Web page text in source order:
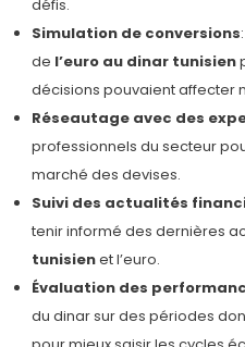
défis.
Simulation de conversions
de l’euro au dinar tunisien
décisions pouvaient affecter
Réseautage avec des
professionnels du secteur
marché des devises.
Suivi des actualités
tenir informé des dernières
tunisienet l’euro.
Évaluation des
du dinar sur des périodes